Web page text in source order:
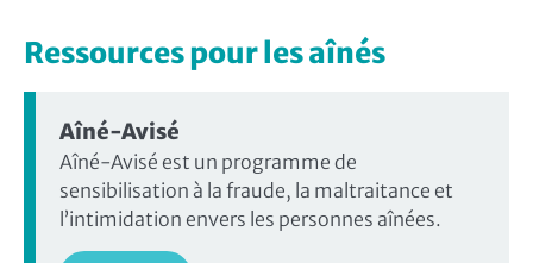
Ressources pour les aînés
Aîné-Avisé
Aîné-Avisé est un programme de
sensibilisation à la fraude, la maltraitance et
l’intimidation envers les personnes aînées.